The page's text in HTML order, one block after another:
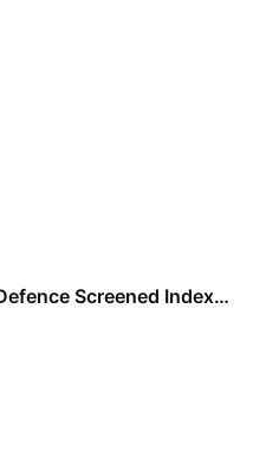
VettaFi European Future of Defence Screened Index - Benchmark TR Net